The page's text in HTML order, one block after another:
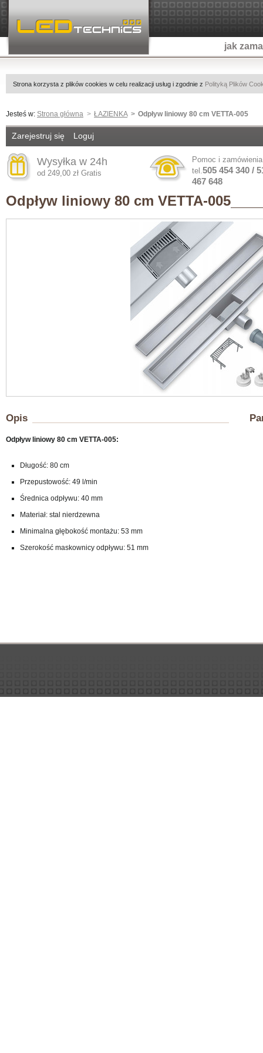
jak
Strona korzysta z plików cookies w celu realizacji usług i zgodnie z Polityką Plików
Jesteś w: Strona główna ŁAZIENKA Odpływ liniowy 80 cm VETTA-005
Zarejestruj się Loguj
Wysyłka w 24h
od 249,00 zł Gratis
Pomoc i zamówienia
tel. 505 454 340 /
467 648
Odpływ liniowy 80 cm VETTA-005
Opis
Odpływ liniowy 80 cm VETTA-005:
Długość: 80 cm
Przepustowość: 49 l/min
Średnica odpływu: 40 mm
Materiał: stal nierdzewna
Minimalna głębokość montażu: 53 mm
Szerokość maskownicy odpływu: 51 mm